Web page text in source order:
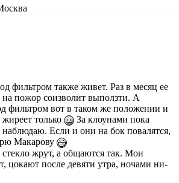
фильтром также живет. Раз в месяц ее
на пожор соизволит выползти. А
фильтром вот в таком же положении и
жиреет только
За клоунами пока
наблюдаю. Если и они на бок повалятся,
Макарову
жрут, а общаются так. Мои
цокают после девяти утра, ночами ни-